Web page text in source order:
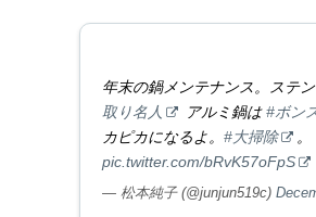
年末の鍋メンテナンス。ステ
取り名人
アルミ鍋は#ボン
カピカになるよ。#大掃除
。
pic.twitter.com/bRvK57oFpS
— 松本純子 (@junjun519c)